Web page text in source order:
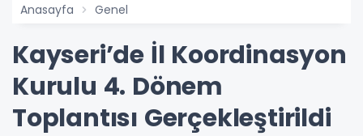
Anasayfa Genel
Kayseri’de İl Koordinasyon
Kurulu 4. Dönem
Toplantısı Gerçekleştirildi